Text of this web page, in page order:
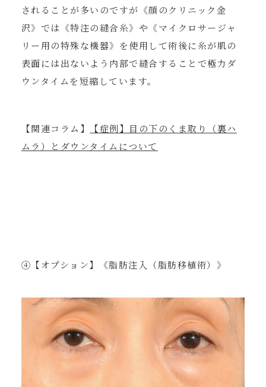
されることが多いのですが《顔のクリニック金
沢》では《特注の縫合糸》や《マイクロサージャ
リー用の特殊な機器》を使用して術後に糸が肌の
表面には出ないよう内部で縫合することで極力ダ
ウンタイムを短縮しています。
【関連コラム】
【症例】目の下のくま取り（裏ハ
ムラ）とダウンタイムについて
④【オプション】《脂肪注入（脂肪移植術）》